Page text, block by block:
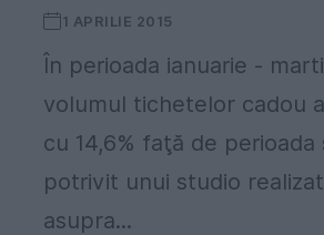
1 APRILIE 2015
În perioada ianuarie -
volumul tichetelor cadou
cu 14,6% faţă de perioada
potrivit unui studio
asupra...